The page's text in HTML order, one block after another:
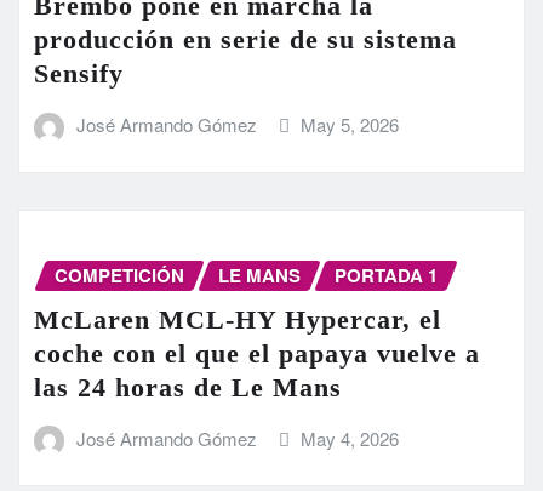
producción en serie de su sistema
Sensify
José Armando Gómez May 5, 2026
COMPETICIÓN LE MANS PORTADA 1
McLaren MCL-HY Hypercar, el
coche con el que el papaya vuelve a
las 24 horas de Le Mans
José Armando Gómez May 4, 2026